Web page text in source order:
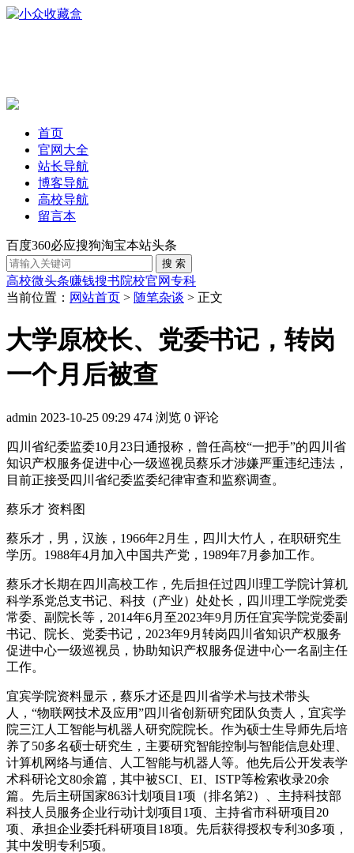
首页
官网大全
站长导航
博客导航
高校导航
留言本
百度360必应搜狗淘宝本站头条
高校微头条赚钱搜书院校官网专科
当前位置： 网站首页 > 随笔杂谈 > 正文
大学原校长、党委书记，转岗
一个月后被查
admin 2023-10-25 09:29 474 浏览 0 评论
四川省纪委监委10月23日通报称，曾任高校“一把手”的四川省
知识产权服务促进中心一级巡视员蔡乐才涉嫌严重违纪违法，
目前正接受四川省纪委监委纪律审查和监察调查。
蔡乐才 资料图
蔡乐才，男，汉族，1966年2月生，四川大竹人，在职研究生
学历。1988年4月加入中国共产党，1989年7月参加工作。
蔡乐才长期在四川高校工作，先后担任过四川理工学院计算机
科学系党总支书记、科技（产业）处处长，四川理工学院党委
常委、副院长等，2014年6月至2023年9月历任宜宾学院党委副
书记、院长、党委书记，2023年9月转岗四川省知识产权服务
促进中心一级巡视员，协助知识产权服务促进中心一名副主任
工作。
宜宾学院资料显示，蔡乐才还是四川省学术与技术带头
人，“物联网技术及应用”四川省创新研究团队负责人，宜宾学
院三江人工智能与机器人研究院院长。作为硕士生导师先后培
养了50多名硕士研究生，主要研究智能控制与智能信息处理、
计算机网络与通信、人工智能与机器人等。他先后公开发表学
术科研论文80余篇，其中被SCI、EI、ISTP等检索收录20余
篇。先后主研国家863计划项目1项（排名第2）、主持科技部
科技人员服务企业行动计划项目1项、主持省市科研项目20
项、承担企业委托科研项目18项。先后获得授权专利30多项，
其中发明专利5项。